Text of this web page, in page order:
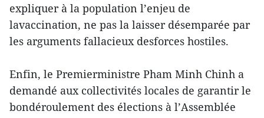
expliquer à la population l’enjeu de
lavaccination, ne pas la laisser désemparée par
les arguments fallacieux desforces hostiles.
Enfin, le Premierministre Pham Minh Chinh a
demandé aux collectivités locales de garantir le
bondéroulement des élections à l’Assemblée